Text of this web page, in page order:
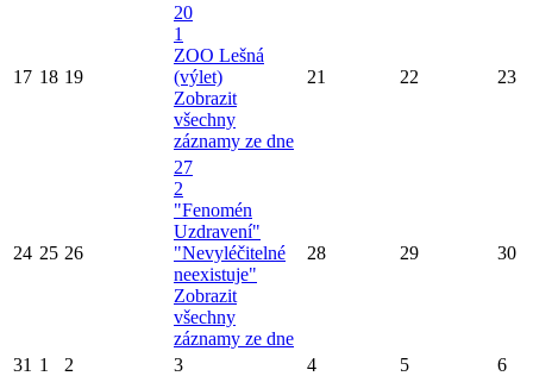
17 18 19
20
1
ZOO Lešná
(výlet)
Zobrazit
všechny
záznamy ze dne
21 22 23
24 25 26
27
2
"Fenomén
Uzdravení"
"Nevyléčitelné
neexistuje"
Zobrazit
všechny
záznamy ze dne
28 29 30
31 1 2 3 4 5 6